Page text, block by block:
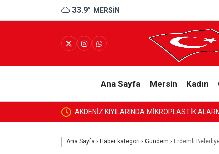
33.9° MERSIN
Ana Sayfa Mersin Kadın
‘KENT KONSEYLERİ VE
Ana Sayfa › Haber kategori › Gündem › Erdemli